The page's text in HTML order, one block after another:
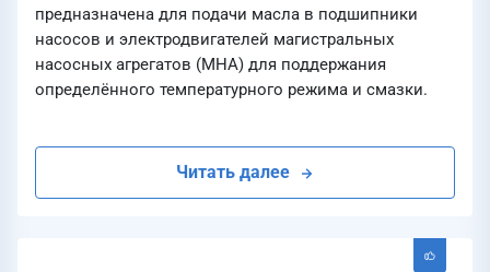
предназначена для подачи масла в подшипники
насосов и электродвигателей магистральных
насосных агрегатов (МНА) для поддержания
определённого температурного режима и смазки.
Читать далее